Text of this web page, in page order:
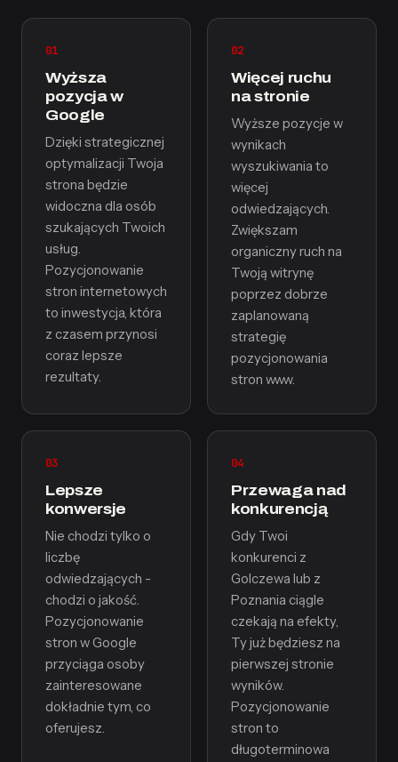
01
Wyższa
pozycja w
Google
Dzięki strategicznej
optymalizacji Twoja
strona będzie
widoczna dla osób
szukających Twoich
usług.
Pozycjonowanie
stron internetowych
to inwestycja, która
z czasem przynosi
coraz lepsze
rezultaty.
02
Więcej ruchu
na stronie
Wyższe pozycje w
wynikach
wyszukiwania to
więcej
odwiedzających.
Zwiększam
organiczny ruch na
Twoją witrynę
poprzez dobrze
zaplanowaną
strategię
pozycjonowania
stron www.
03
Lepsze
konwersje
Nie chodzi tylko o
liczbę
odwiedzających -
chodzi o jakość.
Pozycjonowanie
stron w Google
przyciąga osoby
zainteresowane
dokładnie tym, co
oferujesz.
04
Przewaga nad
konkurencją
Gdy Twoi
konkurenci z
Golczewa lub z
Poznania ciągle
czekają na efekty,
Ty już będziesz na
pierwszej stronie
wyników.
Pozycjonowanie
stron to
długoterminowa